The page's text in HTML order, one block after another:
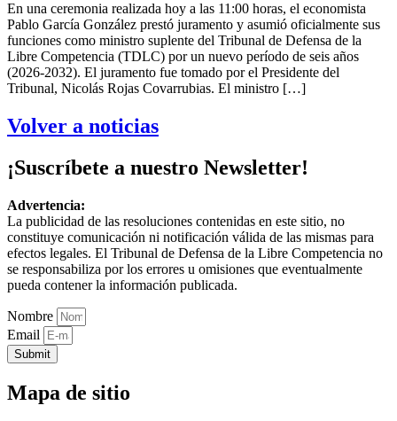
En una ceremonia realizada hoy a las 11:00 horas, el economista
Pablo García González prestó juramento y asumió oficialmente sus
funciones como ministro suplente del Tribunal de Defensa de la
Libre Competencia (TDLC) por un nuevo período de seis años
(2026-2032). El juramento fue tomado por el Presidente del
Tribunal, Nicolás Rojas Covarrubias. El ministro […]
Volver a noticias
¡Suscríbete a nuestro Newsletter!
Advertencia:
La publicidad de las resoluciones contenidas en este sitio, no
constituye comunicación ni notificación válida de las mismas para
efectos legales. El Tribunal de Defensa de la Libre Competencia no
se responsabiliza por los errores u omisiones que eventualmente
pueda contener la información publicada.
Nombre
Email
Submit
Mapa de sitio